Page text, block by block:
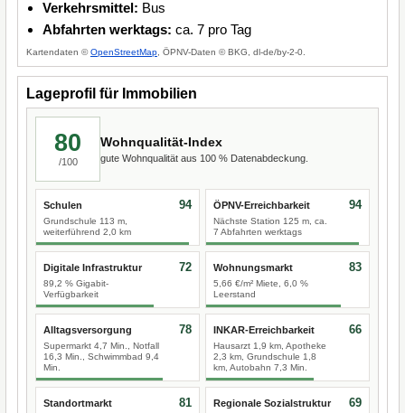
Verkehrsmittel: Bus
Abfahrten werktags: ca. 7 pro Tag
Kartendaten ©OpenStreetMap , ÖPNV-Daten © BKG, dl-de/by-2-0.
Lageprofil für Immobilien
80
/100
Wohnqualität-Index
gute Wohnqualität aus 100 % Datenabdeckung.
Schulen
Grundschule 113 m,
weiterführend 2,0 km
94 ÖPNV-Erreichbarkeit
Nächste Station 125 m, ca.
7 Abfahrten werktags
94
Digitale Infrastruktur
89,2 % Gigabit-
Verfügbarkeit
72 Wohnungsmarkt
5,66 €/m² Miete, 6,0 %
Leerstand
83
Alltagsversorgung
Supermarkt 4,7 Min., Notfall
16,3 Min., Schwimmbad 9,4
Min.
78 INKAR-Erreichbarkeit
Hausarzt 1,9 km, Apotheke
2,3 km, Grundschule 1,8
km, Autobahn 7,3 Min.
66
Standortmarkt 81 Regionale Sozialstruktur 69